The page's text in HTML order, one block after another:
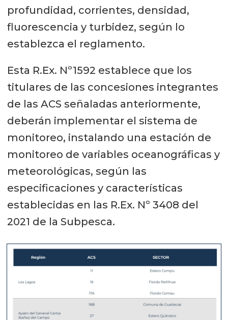
profundidad, corrientes, densidad,
fluorescencia y turbidez, según lo
establezca el reglamento.
Esta R.Ex. Nº1592 establece que los
titulares de las concesiones integrantes
de las ACS señaladas anteriormente,
deberán implementar el sistema de
monitoreo, instalando una estación de
monitoreo de variables oceanográficas y
meteorológicas, según las
especificaciones y características
establecidas en las R.Ex. Nº 3408 del
2021 de la Subpesca.